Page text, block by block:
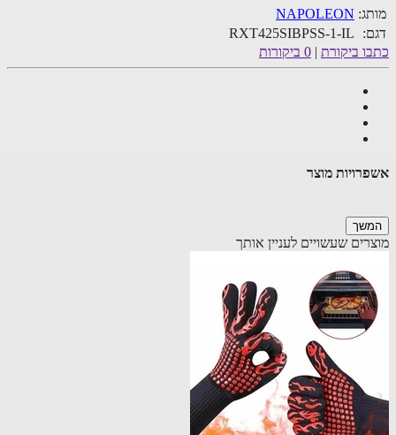
NAPOLEON
RXT425SIBPSS-1-IL
ביקורת|0 ביקורות
מוצר
שעשויים לעניין אותך